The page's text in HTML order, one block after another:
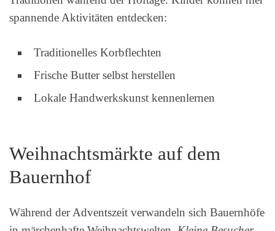
spannende Aktivitäten entdecken:
Traditionelles Korbflechten
Frische Butter selbst herstellen
Lokale Handwerkskunst kennenlernen
Weihnachtsmärkte auf dem
Bauernhof
Während der Adventszeit verwandeln sich Bauernhöfe